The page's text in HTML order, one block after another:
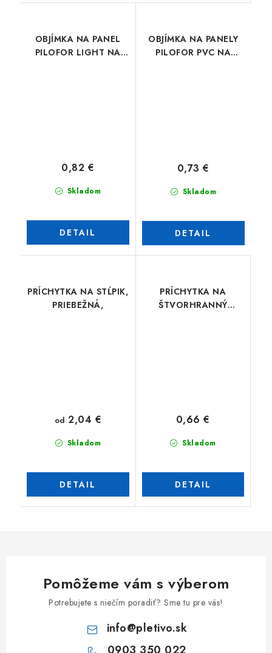
OBJÍMKA NA PANEL
PILOFOR LIGHT NA
Skladom
0,82 €
DETAIL
OBJÍMKA NA PANELY
PILOFOR PVC NA
Skladom
0,73 €
DETAIL
PRÍCHYTKA NA STĹPIK,
PRIEBEŽNÁ,
Skladom
od 2,04 €
DETAIL
PRÍCHYTKA NA
ŠTVORHRANNÝ
Skladom
0,66 €
DETAIL
Pomôžeme vám s výberom
Potrebujete s niečím poradiť? Sme tu pre vás!
info@pletivo.sk